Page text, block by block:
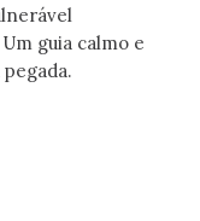
guia calmo e